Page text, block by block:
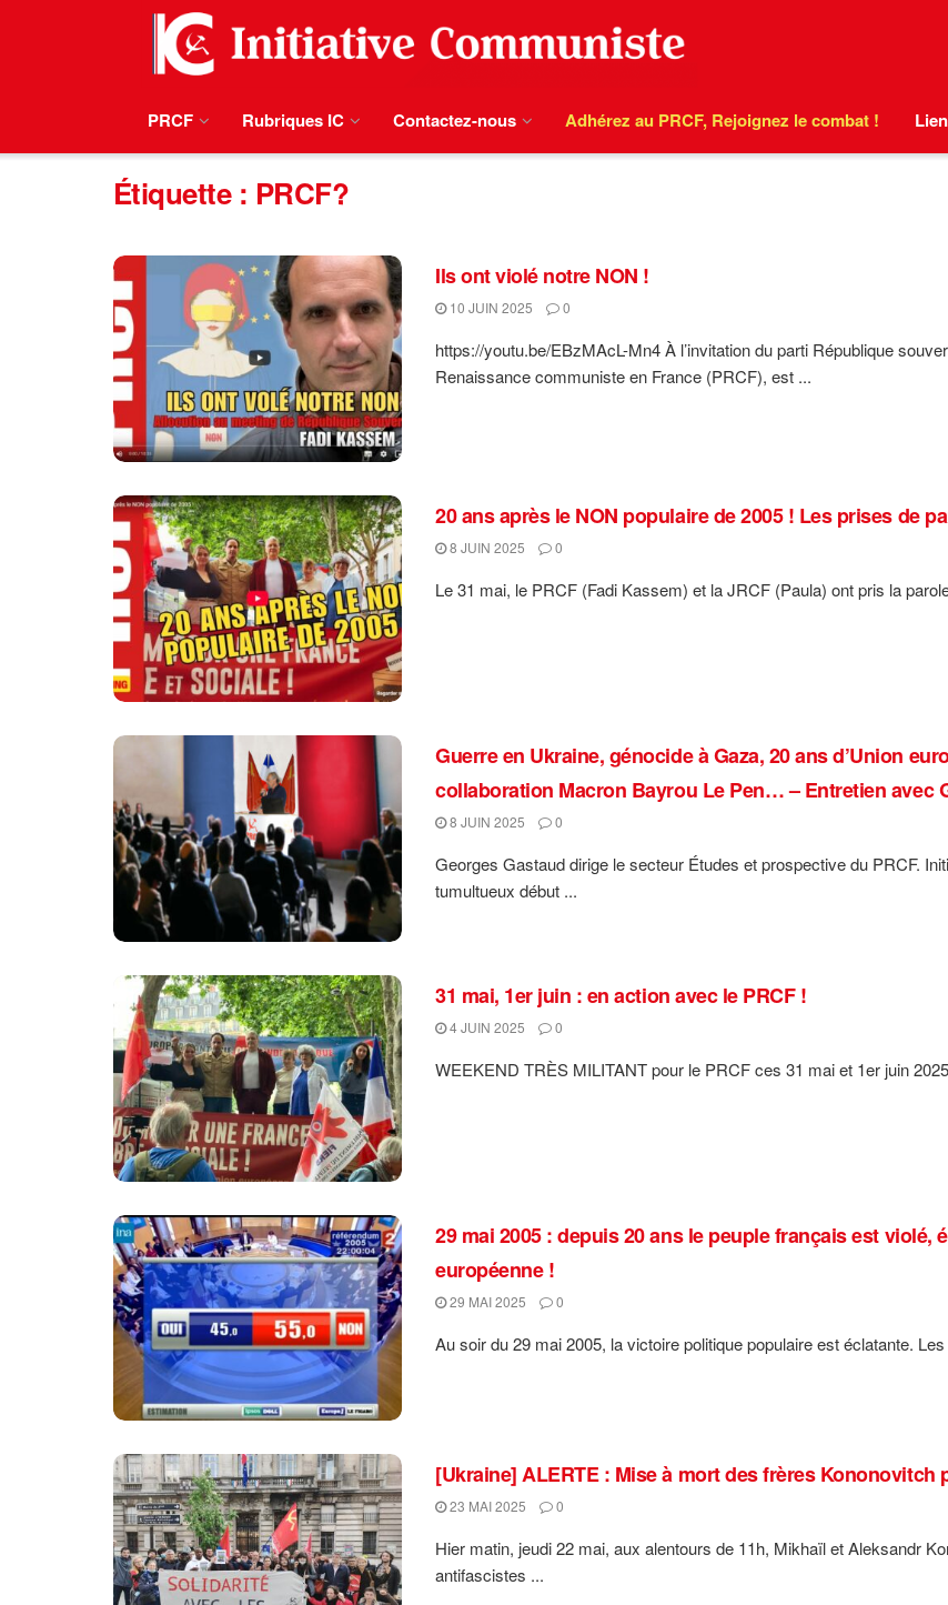
PRCF Rubriques IC Contactez-nous Adhérez au PRCF, Rejoignez le combat !
Étiquette : PRCF?
Ils ont violé notre NON !
10 JUIN 2025 0
https://youtu.be/EBzMAcL-Mn4 À l’invitation du parti République
Renaissance communiste en France (PRCF), est ...
20 ans après le NON populaire de 2005 ! Les prises de
8 JUIN 2025 0
Le 31 mai, le PRCF (Fadi Kassem) et la JRCF (Paula) ont pris la
Guerre en Ukraine, génocide à Gaza, 20 ans d’Union
collaboration Macron Bayrou Le Pen… – Entretien avec
8 JUIN 2025 0
Georges Gastaud dirige le secteur Études et prospective du PRCF.
tumultueux début ...
31 mai, 1er juin : en action avec le PRCF !
4 JUIN 2025 0
WEEKEND TRÈS MILITANT pour le PRCF ces 31 mai et 1er juin
29 mai 2005 : depuis 20 ans le peuple français est violé,
européenne !
29 MAI 2025 0
Au soir du 29 mai 2005, la victoire politique populaire est éclatante.
[Ukraine] ALERTE : Mise à mort des frères Kononovitch
23 MAI 2025 0
Hier matin, jeudi 22 mai, aux alentours de 11h, Mikhaïl et Aleksandr
antifascistes ...